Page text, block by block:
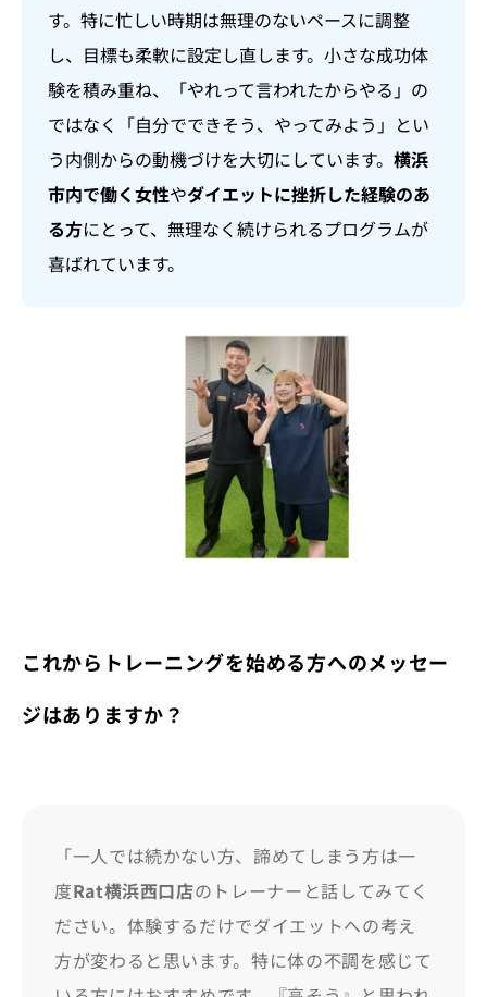
す。特に忙しい時期は無理のないペースに調整
し、目標も柔軟に設定し直します。小さな成功体
験を積み重ね、「やれって言われたからやる」の
ではなく「自分でできそう、やってみよう」とい
う内側からの動機づけを大切にしています。 横浜
市内で働く女性やダイエットに挫折した経験のあ
る方にとって、無理なく続けられるプログラムが
喜ばれています。
これからトレーニングを始める方へのメッセー
ジはありますか？
「一人では続かない方、諦めてしまう方は一
度Rat横浜西口店のトレーナーと話してみてく
ださい。体験するだけでダイエットへの考え
方が変わると思います。特に体の不調を感じて